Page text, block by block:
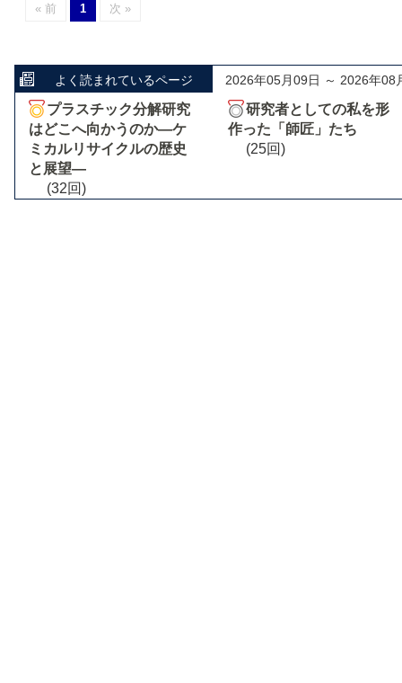
« 前 1 次 »
よく読まれているページ 2026年05月09日 ～ 2026年08
プラスチック分解研究
はどこへ向かうのか―ケ
ミカルリサイクルの歴史
と展望―
(32回)
研究者としての私を形
作った「師匠」たち
(25回)